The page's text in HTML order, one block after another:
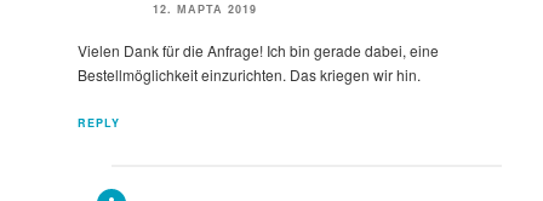
12. МАРТА 2019
Vielen Dank für die Anfrage! Ich bin gerade dabei, eine
Bestellmöglichkeit einzurichten. Das kriegen wir hin.
REPLY